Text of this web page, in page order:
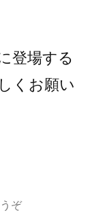
登場する
くお願い
ぞ(新